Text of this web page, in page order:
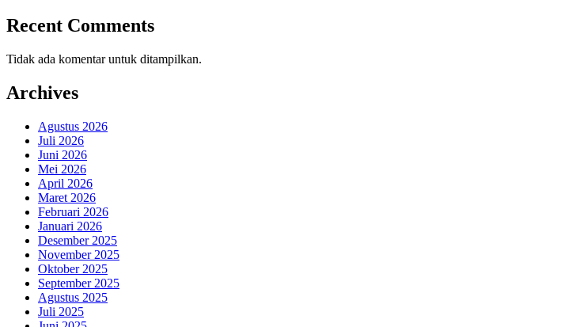
Recent Comments
Tidak ada komentar untuk ditampilkan.
Archives
Agustus 2026
Juli 2026
Juni 2026
Mei 2026
April 2026
Maret 2026
Februari 2026
Januari 2026
Desember 2025
November 2025
Oktober 2025
September 2025
Agustus 2025
Juli 2025